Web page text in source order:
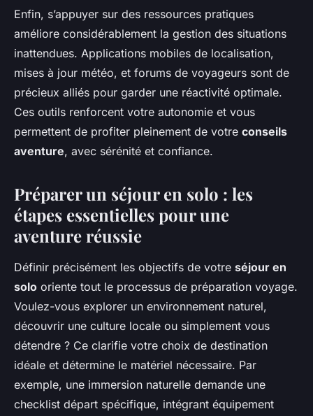
Enfin, s’appuyer sur des ressources pratiques
améliore considérablement la gestion des situations
inattendues. Applications mobiles de localisation,
mises à jour météo, et forums de voyageurs sont de
précieux alliés pour garder une réactivité optimale.
Ces outils renforcent votre autonomie et vous
permettent de profiter pleinement de votre conseils
aventure, avec sérénité et confiance.
Préparer un séjour en solo : les
étapes essentielles pour une
aventure réussie
Définir précisément les objectifs de votre séjour en
solo oriente tout le processus de préparation voyage.
Voulez-vous explorer un environnement naturel,
découvrir une culture locale ou simplement vous
détendre ? Ce clarifie votre choix de destination
idéale et détermine le matériel nécessaire. Par
exemple, une immersion naturelle demande une
checklist départ spécifique, intégrant équipement